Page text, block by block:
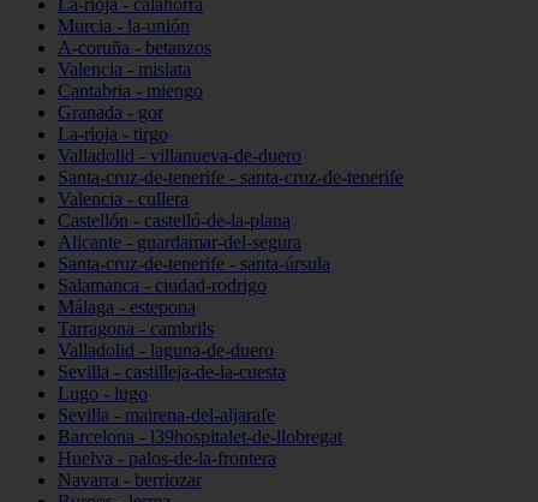
La-rioja - calahorra
Murcia - la-unión
A-coruña - betanzos
Valencia - mislata
Cantabria - miengo
Granada - gor
La-rioja - tirgo
Valladolid - villanueva-de-duero
Santa-cruz-de-tenerife - santa-cruz-de-tenerife
Valencia - cullera
Castellón - castelló-de-la-plana
Alicante - guardamar-del-segura
Santa-cruz-de-tenerife - santa-úrsula
Salamanca - ciudad-rodrigo
Málaga - estepona
Tarragona - cambrils
Valladolid - laguna-de-duero
Sevilla - castilleja-de-la-cuesta
Lugo - lugo
Sevilla - mairena-del-aljarafe
Barcelona - l39hospitalet-de-llobregat
Huelva - palos-de-la-frontera
Navarra - berriozar